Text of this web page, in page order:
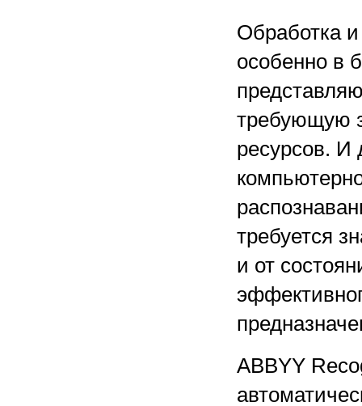
Обработка
особенно в
требующую
ресурсов. И
требуется
и от
ABBYY